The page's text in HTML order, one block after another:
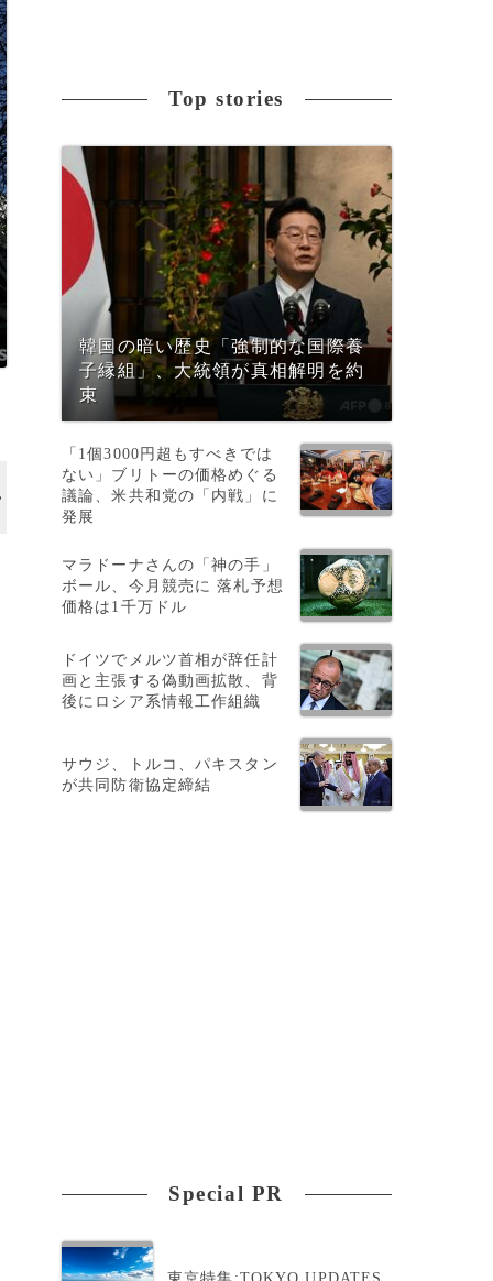
Top stories
韓国の暗い歴史「強制的な国際養
子縁組」、大統領が真相解明を約
束
「1個3000円超もすべきでは
ない」ブリトーの価格めぐる
議論、米共和党の「内戦」に
発展
マラドーナさんの「神の手」
ボール、今月競売に 落札予想
価格は1千万ドル
ドイツでメルツ首相が辞任計
画と主張する偽動画拡散、背
後にロシア系情報工作組織
サウジ、トルコ、パキスタン
が共同防衛協定締結
Special PR
東京特集:TOKYO UPDATES